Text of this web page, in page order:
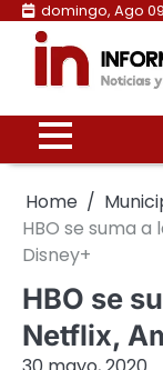
Skip
content
domingo, Ago
Home
HBO se suma
Disney+
HBO se
Netflix,